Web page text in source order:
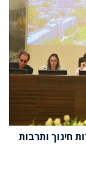
חינוך ותרבות